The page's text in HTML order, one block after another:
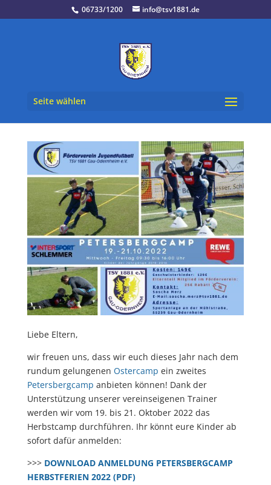
06733/1200 info@tsv1881.de
Seite wählen
Liebe Eltern,
wir freuen uns, dass wir euch dieses Jahr nach dem
rundum gelungenen Ostercamp ein zweites
Petersbergcamp anbieten können! Dank der
Unterstützung unserer vereinseigenen Trainer
werden wir vom 19. bis 21. Oktober 2022 das
Herbstcamp durchführen. Ihr könnt eure Kinder ab
sofort dafür anmelden:
>>> DOWNLOAD ANMELDUNG PETERSBERGCAMP
HERBSTFERIEN 2022 (PDF)